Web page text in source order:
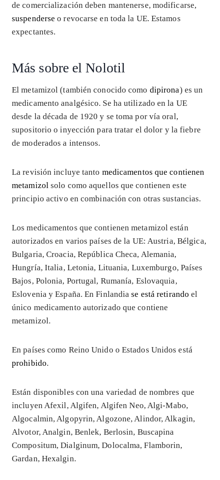
de comercialización deben mantenerse, modificarse,
suspenderseo revocarse en toda la UE. Estamos
expectantes.
Más sobre el Nolotil
El metamizol (también conocido como dipirona) es un
medicamento analgésico. Se ha utilizado en la UE
desde la década de 1920 y se toma por vía oral,
supositorio o inyección para tratar el dolor y la fiebre
de moderados a intensos.
La revisión incluye tanto medicamentos que contienen
metamizol solo como aquellos que contienen este
principio activo en combinación con otras sustancias.
Los medicamentos que contienen metamizol están
autorizados en varios países de la UE: Austria, Bélgica,
Bulgaria, Croacia, República Checa, Alemania,
Hungría, Italia, Letonia, Lituania, Luxemburgo, Países
Bajos, Polonia, Portugal, Rumanía, Eslovaquia,
Eslovenia y España. En Finlandiase está retirando el
único medicamento autorizado que contiene
metamizol.
En países como Reino Unido o Estados Unidos está
prohibido.
Están disponibles con una variedad de nombres que
incluyen Afexil, Algifen, Algifen Neo, Algi-Mabo,
Algocalmin, Algopyrin, Algozone, Alindor, Alkagin,
Alvotor, Analgin, Benlek, Berlosin, Buscapina
Compositum, Dialginum, Dolocalma, Flamborin,
Gardan, Hexalgin.